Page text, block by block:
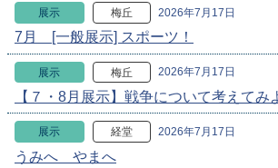
展示 梅丘 2026年7月17日
7月 [一般展示] スポーツ！
展示 梅丘 2026年7月17日
【７・8月展示】戦争について考えてみ
展示 経堂 2026年7月17日
うみへ やまへ